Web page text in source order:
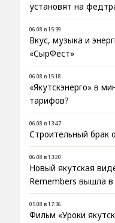
установят на
06.08 в 15:39
Вкус, музыка и
«СырФест»
06.08 в 15:18
«Якутскэнерго» в
тарифов?
06.08 в 13:47
Строительный брак
06.08 в 13:20
Новый якутская
Remembers вышла в
05.08 в 17:36
Фильм «Уроки